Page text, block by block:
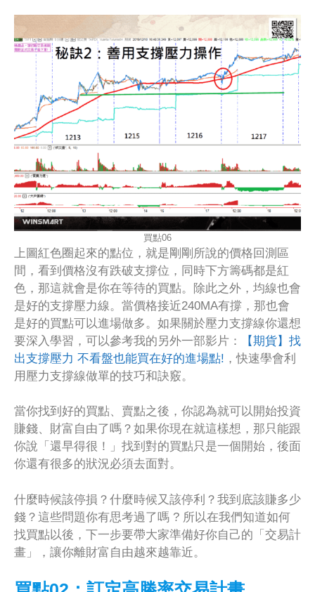
買點06
上圖紅色圈起來的點位，就是剛剛所說的價格回測區
間，看到價格沒有跌破支撐位，同時下方籌碼都是紅
色，那這就會是你在等待的買點。除此之外，均線也會
是好的支撐壓力線。當價格接近240MA有撐，那也會
是好的買點可以進場做多。如果關於壓力支撐線你還想
要深入學習，可以參考我的另外一部影片：
【期貨】找
出支撐壓力 不看盤也能買在好的進場點! ，快速學會利
用壓力支撐線做單的技巧和訣竅。
當你找到好的買點、賣點之後，你認為就可以開始投資
賺錢、財富自由了嗎？如果你現在就這樣想，那只能跟
你說「還早得很！」找到對的買點只是一個開始，後面
你還有很多的狀況必須去面對。
什麼時候該停損？什麼時候又該停利？我到底該賺多少
錢？這些問題你有思考過了嗎 ? 所以在我們知道如何
找買點以後，下一步要帶大家準備好你自己的「交易計
畫」，讓你離財富自由越來越靠近。